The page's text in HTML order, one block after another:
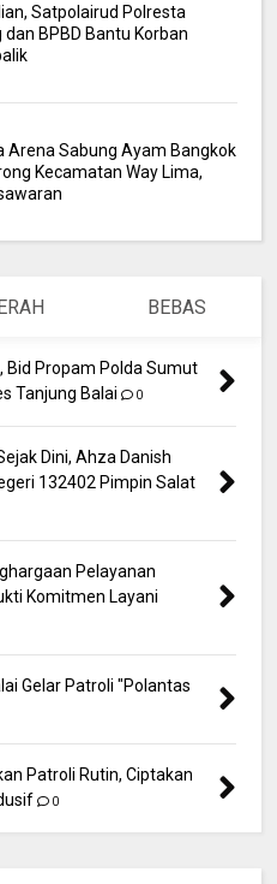
Satpolairud Polresta
BPBD Bantu Korban
Arena Sabung Ayam Bangkok
Kecamatan Way Lima,
BEBAS
Bid Propam Polda Sumut
Tanjung Balai
0
Dini, Ahza Danish
132402 Pimpin Salat
Pelayanan
Komitmen Layani
Gelar Patroli "Polantas
Patroli Rutin, Ciptakan
0